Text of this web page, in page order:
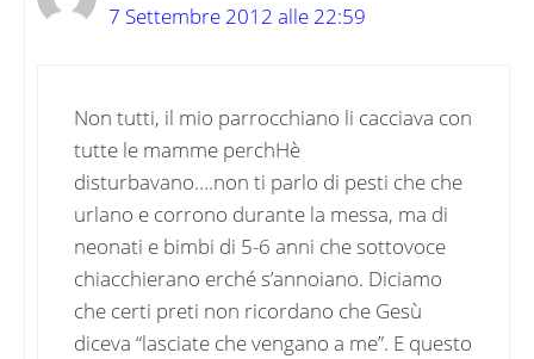
7 Settembre 2012 alle 22:59
Non tutti, il mio parrocchiano li cacciava con
tutte le mamme perchHè
disturbavano….non ti parlo di pesti che che
urlano e corrono durante la messa, ma di
neonati e bimbi di 5-6 anni che sottovoce
chiacchierano erché s’annoiano. Diciamo
che certi preti non ricordano che Gesù
diceva “lasciate che vengano a me”. E questo